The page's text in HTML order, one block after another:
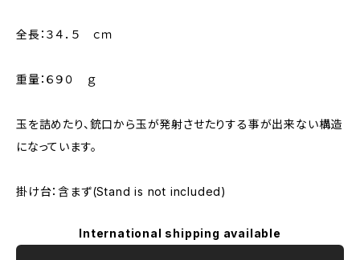
全長：３４．５ ｃｍ
重量：６９０ ｇ
玉を詰めたり、銃口から玉が発射させたりする事が出来ない構造
になっています。
掛け台：含まず(Stand is not included)
International shipping available